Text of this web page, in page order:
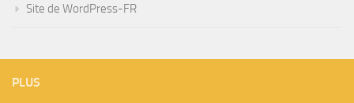
Site de WordPress-FR
PLUS